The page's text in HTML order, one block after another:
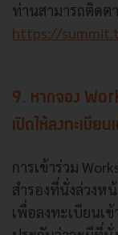
ท่านสามารถติดต
https://
9. หากจอง
เปิดให้ลงทะเบียน
การเข้าร่วม
สำรองที่นั่งล่วงห
เพื่อลงทะเบียนเข้